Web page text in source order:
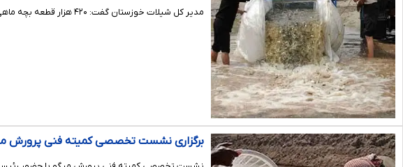
مدیر کل شیلات خوزستان گفت: ۴۲۰ هزار قطعه بچه ماهی در تالاب بین المللی شادگان رهاسازی شد.
برگزاری نشست تخصصی کمیته فنی پرورش